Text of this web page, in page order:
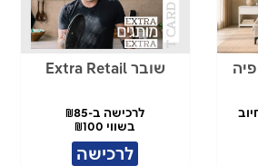
שובר Extra Retail
לרכישה ב-₪85
בשווי ₪100
לרכישה